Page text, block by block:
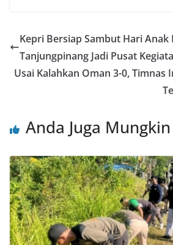
Kepri Bersiap Sambut Hari Anak
Tanjungpinang Jadi Pusat
Usai Kalahkan Oman 3-0, Timnas
Anda Juga